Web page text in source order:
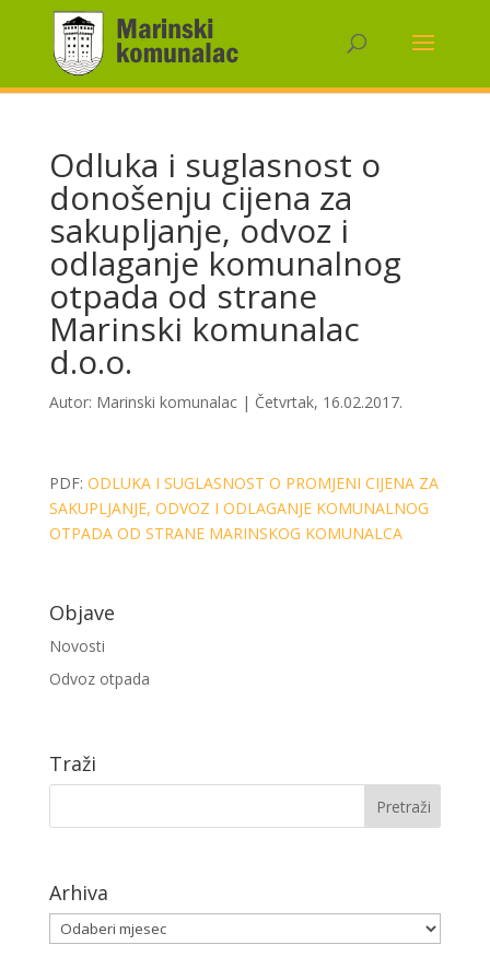
Odluka i suglasnost o
donošenju cijena za
sakupljanje, odvoz i
odlaganje komunalnog
otpada od strane
Marinski komunalac
d.o.o.
Autor: Marinski komunalac| Četvrtak, 16.02.2017.
PDF: ODLUKA I SUGLASNOST O PROMJENI CIJENA ZA
SAKUPLJANJE, ODVOZ I ODLAGANJE KOMUNALNOG
OTPADA OD STRANE MARINSKOG KOMUNALCA
Objave
Novosti
Odvoz otpada
Traži
Arhiva
Arhiva